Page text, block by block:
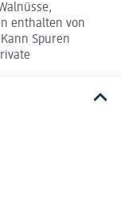
enthalten von
Spuren